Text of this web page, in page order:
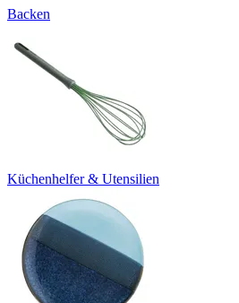
Backen
Küchenhelfer & Utensilien